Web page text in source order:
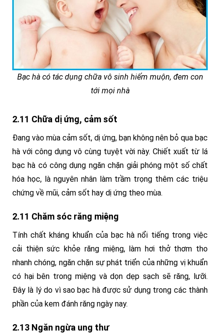
Bạc hà có tác dụng chữa vô sinh hiếm muộn, đem con
tới mọi nhà
2.11 Chữa dị ứng, cảm sốt
Đang vào mùa cảm sốt, dị ứng, bạn không nên bỏ qua bạc
hà với công dụng vô cùng tuyệt vời này. Chiết xuất từ lá
bạc hà có công dụng ngăn chặn giải phóng một số chất
hóa học, là nguyên nhân làm trầm trọng thêm các triệu
chứng về mũi, cảm sốt hay dị ứng theo mùa.
2.11 Chăm sóc răng miệng
Tính chất kháng khuẩn của bạc hà nổi tiếng trong việc
cải thiện sức khỏe răng miệng, làm hơi thở thơm tho
nhanh chóng, ngăn chặn sự phát triển của những vị khuẩn
có hại bên trong miệng và dọn dẹp sạch sẽ răng, lưỡi.
Đây là lý do vì sao bạc hà được sử dụng trong các thành
phần của kem đánh răng ngày nay.
2.13 Ngăn ngừa ung thư